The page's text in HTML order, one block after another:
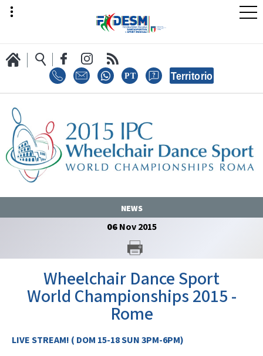
AREA SPORT
AREA TECNICA
GARE
NEWS
06Nov2015
Wheelchair Dance Sport
World Championships 2015 -
Rome
LIVE STREAM! ( DOM 15-18 SUN 3PM-6PM)